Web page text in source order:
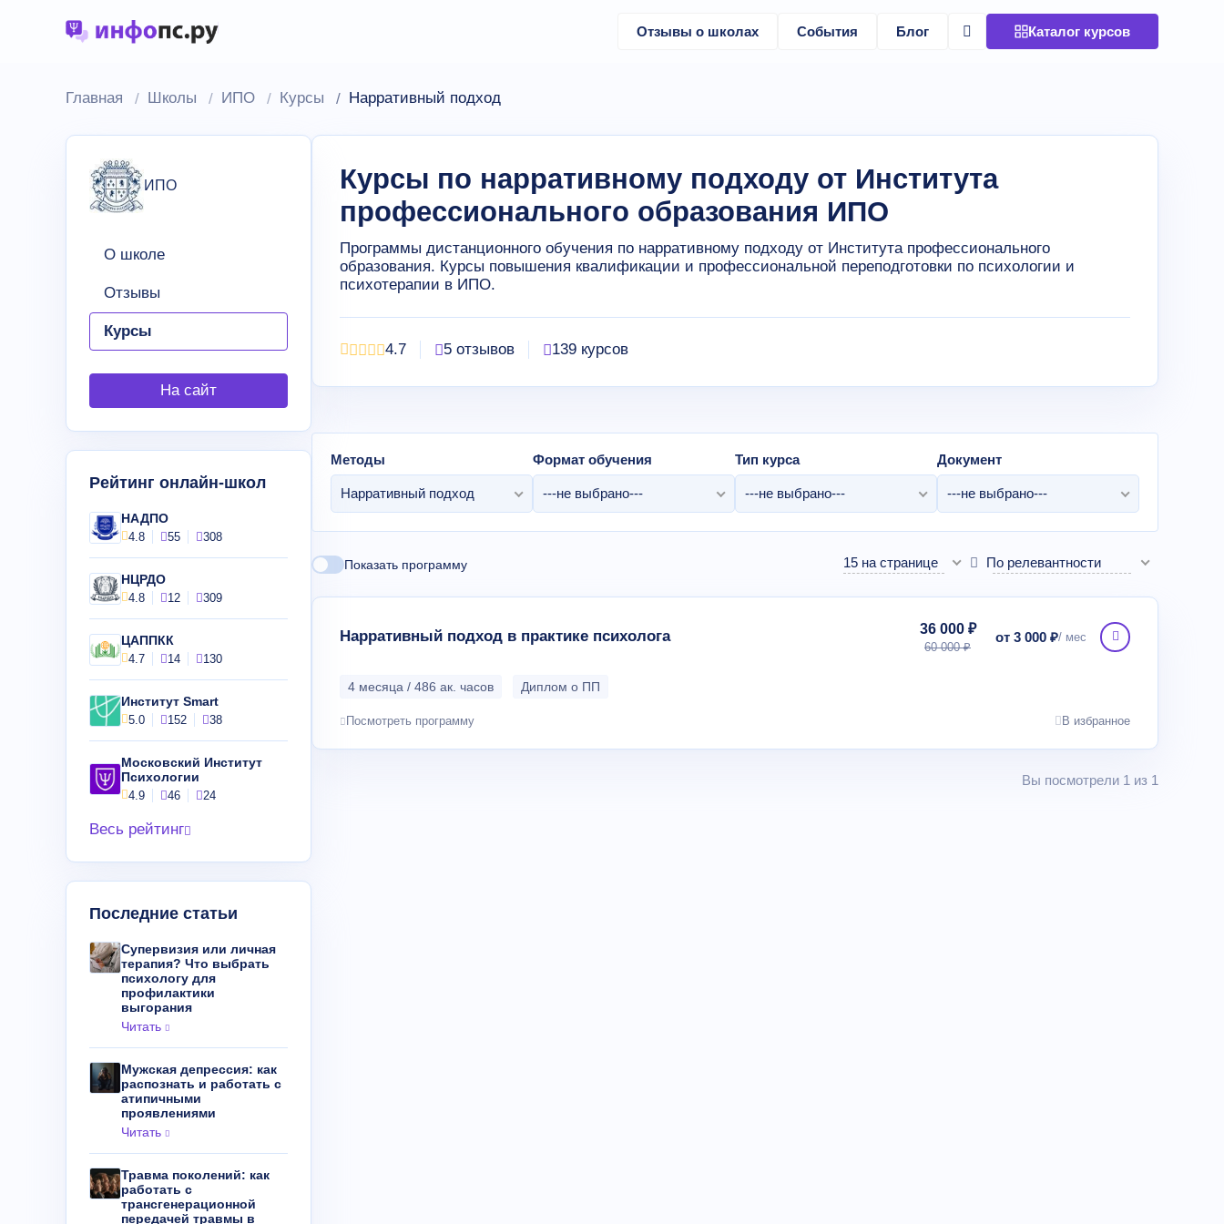
Отзывы о школах События Блог Каталог курсов
Главная Школы ИПО Курсы Нарративный подход
Курсы по нарративному подходу от Института
профессионального образования ИПО
Программы дистанционного обучения по нарративному подходу от Института профессионального
образования. Курсы повышения квалификации и профессиональной переподготовки по психологии и
психотерапии в ИПО.
4.7 5 отзывов 139 курсов
Методы
Нарративный подход
Формат обучения
---не выбрано---
Тип курса
---не выбрано---
Документ
---не выбрано---
Показать программу 15 на странице По релевантности
Нарративный подход в практике психолога 36 000 ₽
60 000 ₽
от 3 000 ₽
4 месяца / 486 ак. часов Диплом о ПП
Посмотреть программу В избранное
Вы посмотрели 1 из 1
ИПО
О школе
Отзывы
Курсы
На сайт
Рейтинг онлайн-школ
НАДПО
4.8 55 308
НЦРДО
4.8 12 309
ЦАППКК
4.7 14 130
Институт Smart
5.0 152 38
Московский Институт
Психологии
4.9 46 24
Весь рейтинг
Последние статьи
Супервизия или личная
терапия? Что выбрать
психологу для
профилактики
выгорания
Читать
Мужская депрессия: как
распознать и работать с
атипичными
проявлениями
Читать
Травма поколений: как
работать с
трансгенерационной
передачей травмы в